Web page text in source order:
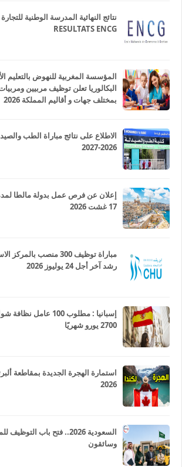
RESULTATS ENCG
البكالوريا تعلن توظيف مربيين ومربيات
بمختلف جهات و أقاليم المملكة 2026
الاطلاع على نتائج مباراة الطب
2026-2027
إعلان عن فرص عمل بدولة مالطا
17 غشت 2026
مباراة توظيف 300 منصب
رشد آخر أجل 24 يوليوز 2026
إسبانيا : مطلوب 100
2700 يورو شهريًا
2026
السعودية 2026.. فتح باب
وسائقون